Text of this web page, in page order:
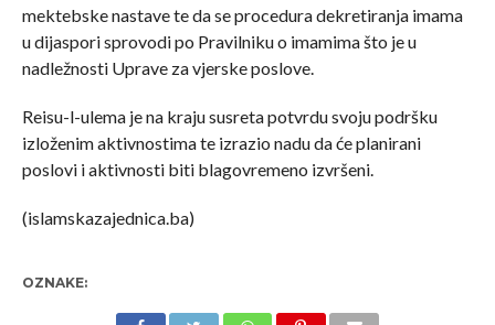
mektebske nastave te da se procedura dekretiranja imama
u dijaspori sprovodi po Pravilniku o imamima što je u
nadležnosti Uprave za vjerske poslove.
Reisu-l-ulema je na kraju susreta potvrdu svoju podršku
izloženim aktivnostima te izrazio nadu da će planirani
poslovi i aktivnosti biti blagovremeno izvršeni.
(islamskazajednica.ba)
OZNAKE: